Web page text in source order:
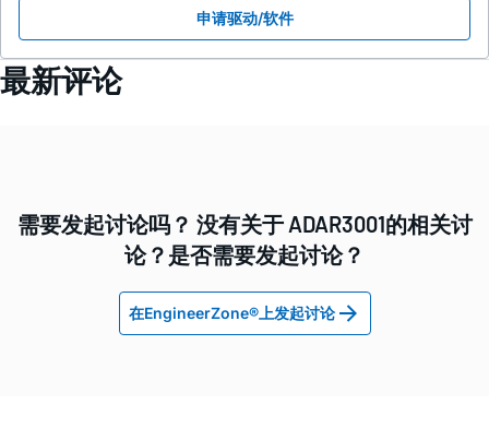
申请驱动/软件
最新评论
需要发起讨论吗？ 没有关于 ADAR3001的相关讨
论？是否需要发起讨论？
在EngineerZone®上发起讨论